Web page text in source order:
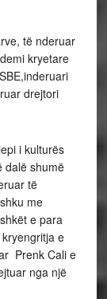
të nderuar
kryetare
drejtori
i kulturës
dalë shumë
të
me
e para
e
Prenk Cali e
nga një